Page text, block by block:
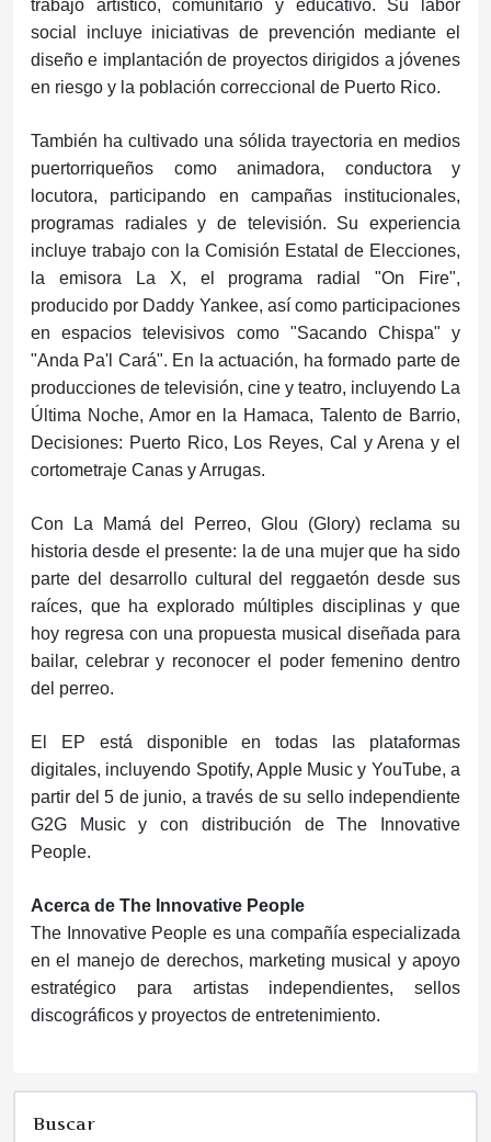
trabajo artístico, comunitario y educativo. Su labor
social incluye iniciativas de prevención mediante el
diseño e implantación de proyectos dirigidos a jóvenes
en riesgo y la población correccional de Puerto Rico.
También ha cultivado una sólida trayectoria en medios
puertorriqueños como animadora, conductora y
locutora, participando en campañas institucionales,
programas radiales y de televisión. Su experiencia
incluye trabajo con la Comisión Estatal de Elecciones,
la emisora La X, el programa radial "On Fire",
producido por Daddy Yankee, así como participaciones
en espacios televisivos como "Sacando Chispa" y
"Anda Pa'l Cará". En la actuación, ha formado parte de
producciones de televisión, cine y teatro, incluyendo La
Última Noche, Amor en la Hamaca, Talento de Barrio,
Decisiones: Puerto Rico, Los Reyes, Cal y Arena y el
cortometraje Canas y Arrugas.
Con La Mamá del Perreo, Glou (Glory) reclama su
historia desde el presente: la de una mujer que ha sido
parte del desarrollo cultural del reggaetón desde sus
raíces, que ha explorado múltiples disciplinas y que
hoy regresa con una propuesta musical diseñada para
bailar, celebrar y reconocer el poder femenino dentro
del perreo.
El EP está disponible en todas las plataformas
digitales, incluyendo Spotify, Apple Music y YouTube, a
partir del 5 de junio, a través de su sello independiente
G2G Music y con distribución de The Innovative
People.
Acerca de The Innovative People
The Innovative People es una compañía especializada
en el manejo de derechos, marketing musical y apoyo
estratégico para artistas independientes, sellos
discográficos y proyectos de entretenimiento.
Buscar